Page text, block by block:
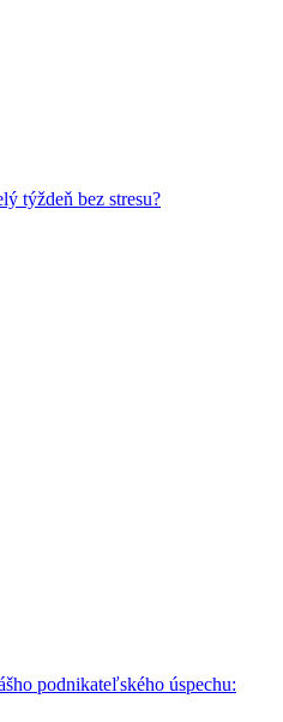
týždeň bez stresu?
podnikateľského úspechu: